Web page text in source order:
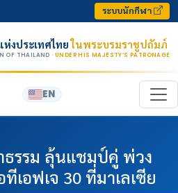
ระบบนักกีฬา
งประเทศไทยในพระบรมราชูปถัมภ์
OF THAILAND · UNDER HIS MAJESTY’S PATRONAGE
EN
รรม ลุ้นแชมป์คู่ พ่วง
เอฟเจ 30 ที่มาเลเซีย